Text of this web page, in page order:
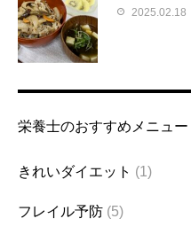
2025.02.18
栄養士のおすすめメニュー
きれいダイエット (1)
フレイル予防 (5)